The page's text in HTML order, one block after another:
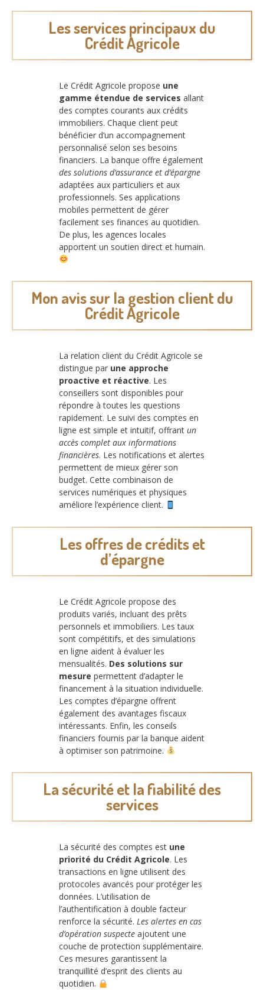
Les services principaux du
Crédit Agricole
Le Crédit Agricole propose une
gamme étendue de services allant
des comptes courants aux crédits
immobiliers. Chaque client peut
bénéficier d’un accompagnement
personnalisé selon ses besoins
financiers. La banque offre également
des solutions d’assurance et d’épargne
adaptées aux particuliers et aux
professionnels. Ses applications
mobiles permettent de gérer
facilement ses finances au quotidien.
De plus, les agences locales
apportent un soutien direct et humain.
Mon avis sur la gestion client du
Crédit Agricole
La relation client du Crédit Agricole se
distingue par une approche
proactive et réactive. Les
conseillers sont disponibles pour
répondre à toutes les questions
rapidement. Le suivi des comptes en
ligne est simple et intuitif, offrant un
accès complet aux informations
financières. Les notifications et alertes
permettent de mieux gérer son
budget. Cette combinaison de
services numériques et physiques
améliore l’expérience client.
Les offres de crédits et
d’épargne
Le Crédit Agricole propose des
produits variés, incluant des prêts
personnels et immobiliers. Les taux
sont compétitifs, et des simulations
en ligne aident à évaluer les
mensualités. Des solutions sur
mesure permettent d’adapter le
financement à la situation individuelle.
Les comptes d’épargne offrent
également des avantages fiscaux
intéressants. Enfin, les conseils
financiers fournis par la banque aident
à optimiser son patrimoine.
La sécurité et la fiabilité des
services
La sécurité des comptes est une
priorité du Crédit Agricole. Les
transactions en ligne utilisent des
protocoles avancés pour protéger les
données. L’utilisation de
l’authentification à double facteur
renforce la sécurité. Les alertes en cas
d’opération suspecte ajoutent une
couche de protection supplémentaire.
Ces mesures garantissent la
tranquillité d’esprit des clients au
quotidien.